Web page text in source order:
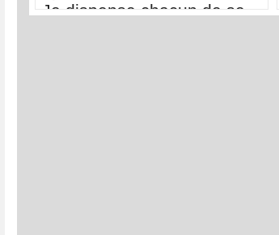
Je dispense chacun de se